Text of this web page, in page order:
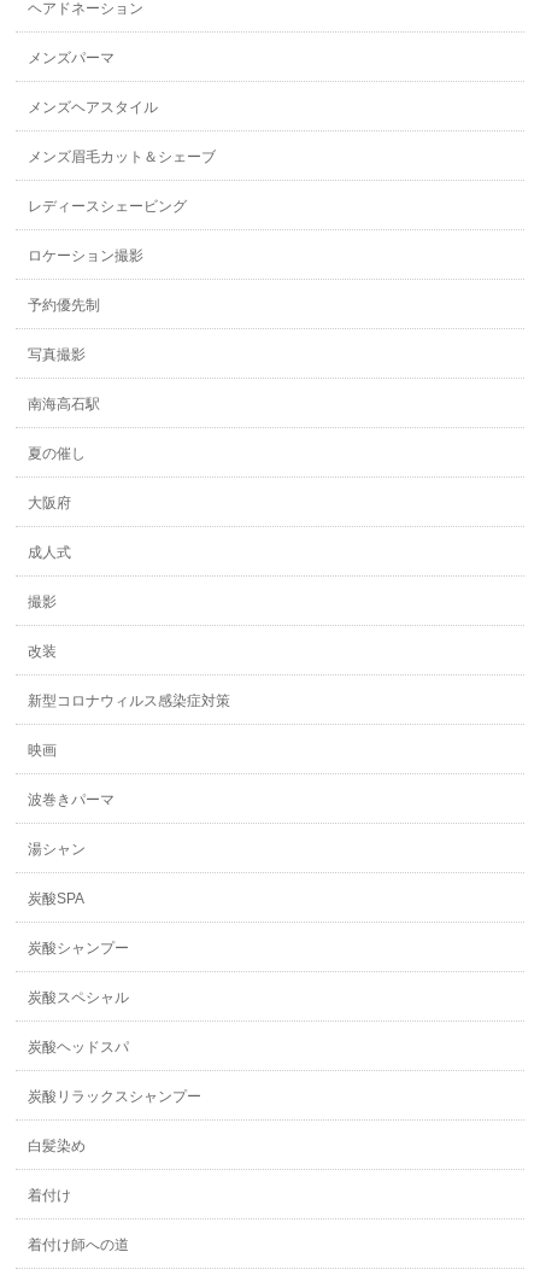
ヘアドネーション
メンズパーマ
メンズヘアスタイル
メンズ眉毛カット＆シェーブ
レディースシェービング
ロケーション撮影
予約優先制
写真撮影
南海高石駅
夏の催し
大阪府
成人式
撮影
改装
新型コロナウィルス感染症対策
映画
波巻きパーマ
湯シャン
炭酸SPA
炭酸シャンプー
炭酸スペシャル
炭酸ヘッドスパ
炭酸リラックスシャンプー
白髪染め
着付け
着付け師への道